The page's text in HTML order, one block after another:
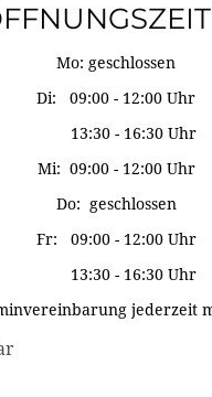
Mo: geschlossen
Di: 09:00 - 12:00 Uhr
13:30 - 16:30 Uhr
Mi: 09:00 - 12:00 Uhr
Do: geschlossen
Fr: 09:00 - 12:00 Uhr
13:30 - 16:30 Uhr
jederzeit